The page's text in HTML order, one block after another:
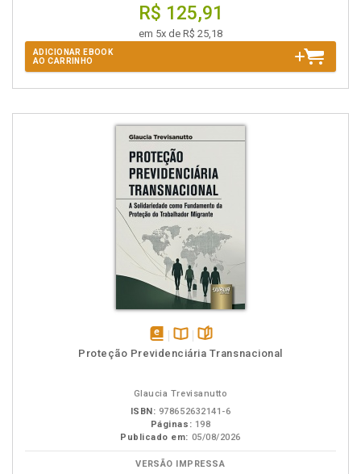
R$ 125,91
em 5x de R$ 25,18
ADICIONAR EBOOK
AO CARRINHO
disponívelDisponível
páginas
Proteção Previdenciária Transnacional
Glaucia Trevisanutto
ISBN: 978652632141-6
Páginas: 198
Publicado em: 05/08/2026
VERSÃO IMPRESSA